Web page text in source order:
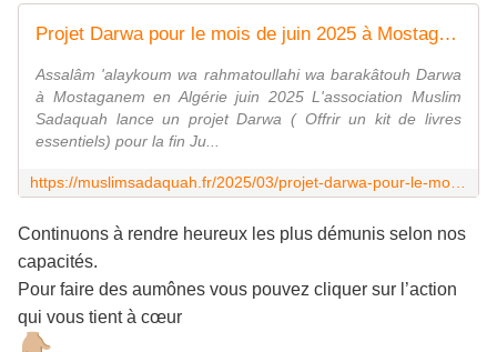
Projet Darwa pour le mois de juin 2025 à Mostaganem - Muslim Sadaquah
Assalâm 'alaykoum wa rahmatoullahi wa barakâtouh Darwa
à Mostaganem en Algérie juin 2025 L'association Muslim
Sadaquah lance un projet Darwa ( Offrir un kit de livres
essentiels) pour la fin Ju...
Continuons à rendre heureux les plus démunis selon nos
capacités.
Pour faire des aumônes vous pouvez cliquer sur l’action
qui vous tient à cœur